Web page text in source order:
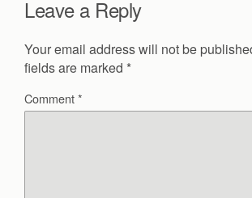
Leave a Reply
Your email address will not be
fields are marked *
Comment*